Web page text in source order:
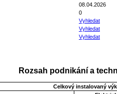
08.04.2026
0
Vyhledat
Vyhledat
Vyhledat
Rozsah podnikání a
Celkový instalovaný